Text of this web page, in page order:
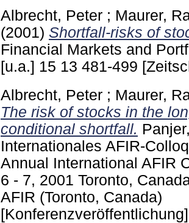
Albrecht, Peter ; Maurer,
(2001) Shortfall-risks of
Financial Markets and
[u.a.] 15 13 481-499
Albrecht, Peter ; Maurer,
The risk of stocks in the
conditional shortfall.
Internationales AFIR-
Annual International AFIR
6 - 7, 2001 Toronto,
AFIR (Toronto, Canada)
[Konferenzveröffentlichung]